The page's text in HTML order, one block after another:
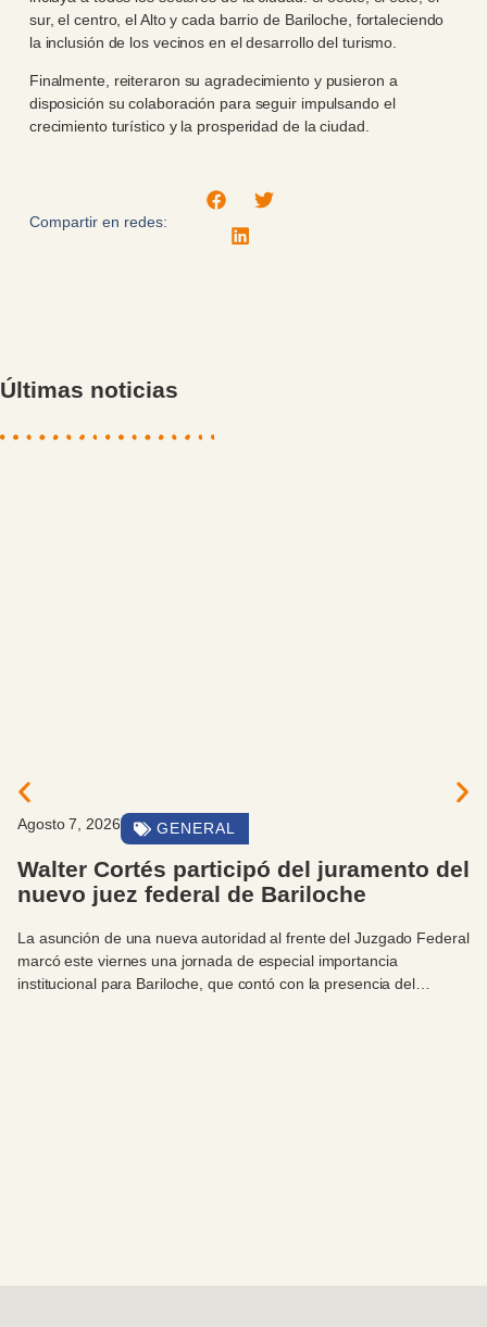
sur, el centro, el Alto y cada barrio de Bariloche, fortaleciendo
la inclusión de los vecinos en el desarrollo del turismo.
Finalmente, reiteraron su agradecimiento y pusieron a
disposición su colaboración para seguir impulsando el
crecimiento turístico y la prosperidad de la ciudad.
Compartir en redes:
Últimas noticias
Agosto 7, 2026 GENERAL
Walter Cortés participó del juramento del
nuevo juez federal de Bariloche
La asunción de una nueva autoridad al frente del Juzgado Federal
marcó este viernes una jornada de especial importancia
institucional para Bariloche, que contó con la presencia del